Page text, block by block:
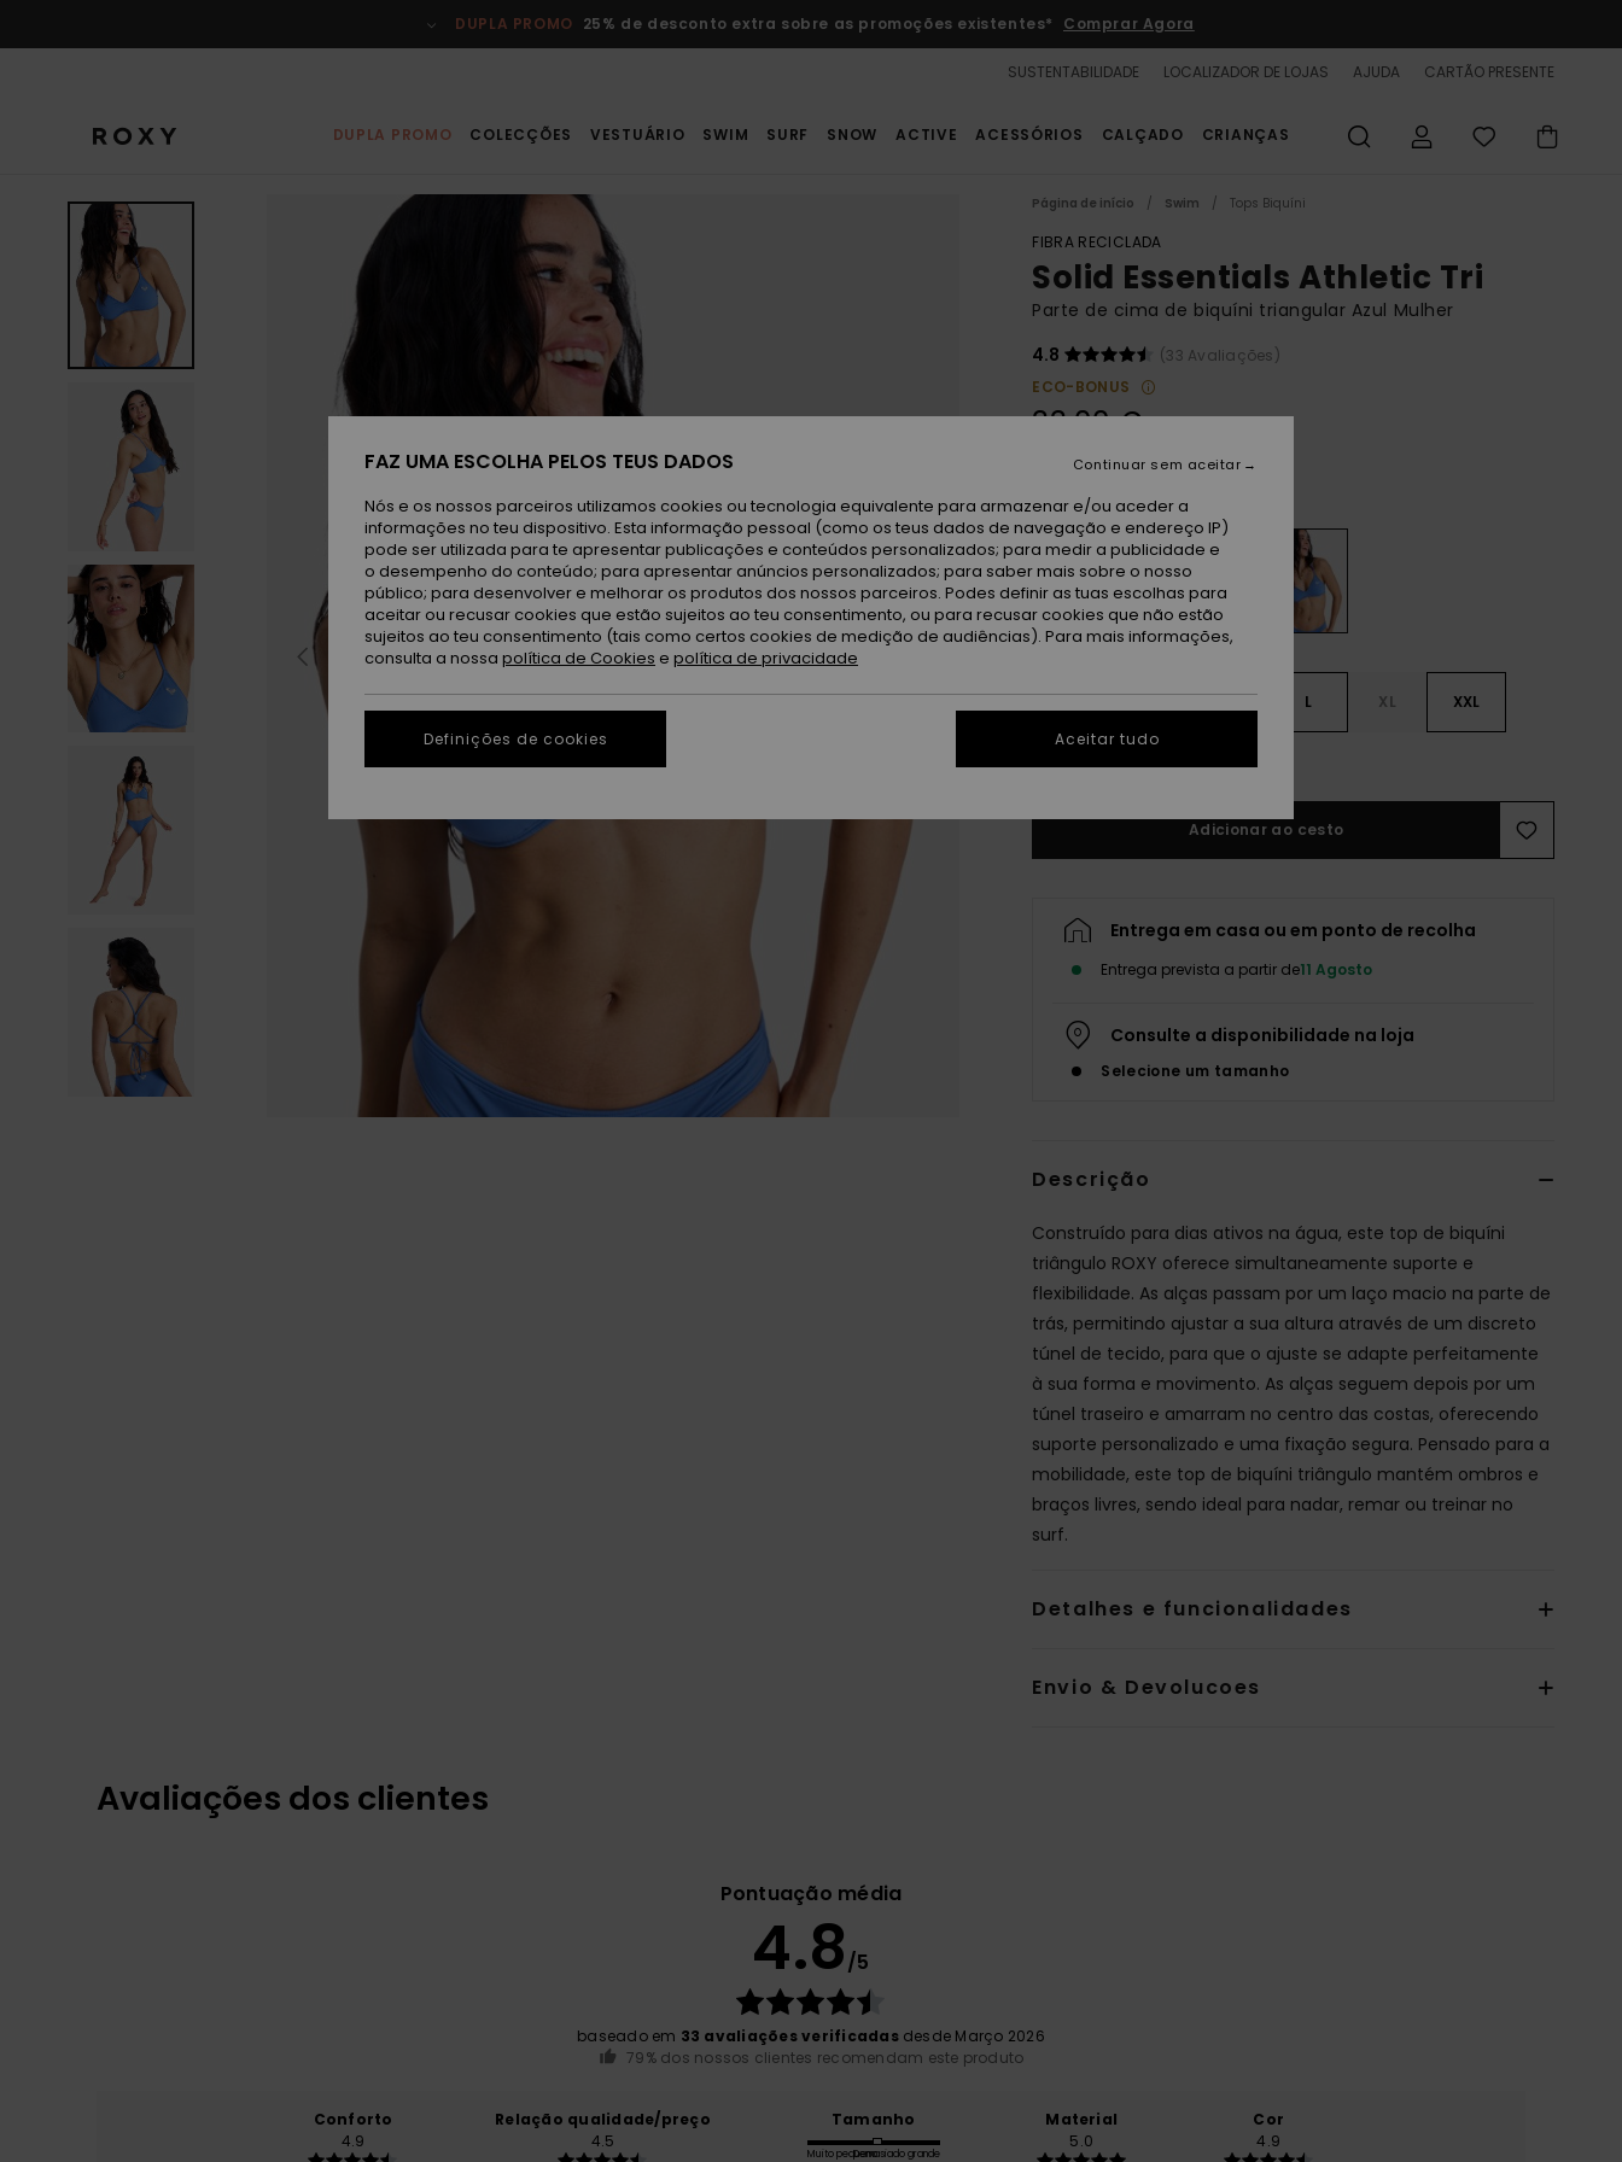
do
DUPLA PROMO 25% de desconto extra sobre as promoções existentes* Comprar Agora
SUSTENTABILIDADE LOCALIZADOR DE LOJAS AJUDA CARTÃO PRESENTE
DUPLA PROMO COLECÇÕES VESTUÁRIO SWIM SURF SNOW ACTIVE ACESSÓRIOS CALÇADO CRIANÇAS
Página de início Swim Tops Biquíni
FIBRA RECICLADA
Solid Essentials Athletic Tri
Parte de cima de biquíni triangular Azul Mulher
4.8
(33 Avaliações)
ECO-BONUS
33,00 €
Dutch Blue
XS S M L XL XXL
Adicionar ao cesto
Entrega em casa ou em ponto de recolha
Entrega prevista a partir de11 Agosto
Consulte a disponibilidade na loja
Selecione um tamanho
Descrição
Construído para dias ativos na água, este top de biquíni
triângulo ROXY oferece simultaneamente suporte e
flexibilidade. As alças passam por um laço macio na parte de
trás, permitindo ajustar a sua altura através de um discreto
túnel de tecido, para que o ajuste se adapte perfeitamente
à sua forma e movimento. As alças seguem depois por um
túnel traseiro e amarram no centro das costas, oferecendo
suporte personalizado e uma fixação segura. Pensado para a
mobilidade, este top de biquíni triângulo mantém ombros e
braços livres, sendo ideal para nadar, remar ou treinar no
surf.
Detalhes e funcionalidades
Envio & Devolucoes
Avaliações dos clientes
Pontuação média
4.8/5
baseado em 33 avaliações verificadasdesde Março 2026
79% dos nossos clientes recomendam este produto
Conforto
4.9
Relação qualidade/preço
4.5
Tamanho
Muito pequenoDemasiado grande
Material
5.0
Cor
4.9
FAZ UMA ESCOLHA PELOS TEUS DADOS
Nós e os nossos parceiros utilizamos cookies ou tecnologia equivalente para armazenar e/ou aceder a
informações no teu dispositivo. Esta informação pessoal (como os teus dados de navegação e endereço IP)
pode ser utilizada para te apresentar publicações e conteúdos personalizados; para medir a publicidade e
o desempenho do conteúdo; para apresentar anúncios personalizados; para saber mais sobre o nosso
público; para desenvolver e melhorar os produtos dos nossos parceiros. Podes definir as tuas escolhas para
aceitar ou recusar cookies que estão sujeitos ao teu consentimento, ou para recusar cookies que não estão
sujeitos ao teu consentimento (tais como certos cookies de medição de audiências). Para mais informações,
consulta a nossa política de Cookies e política de privacidade
Definições de cookies
Continuar sem aceitar
Aceitar tudo